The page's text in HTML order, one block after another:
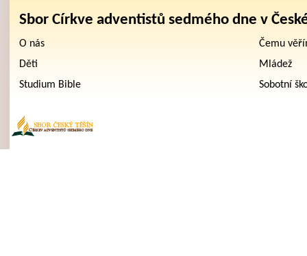
Sbor Církve adventistů sedmého dne v
O nás
Čemu
Děti
Mládež
Studium Bible
Sobotní